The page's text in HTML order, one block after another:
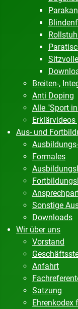
Breiten-,
Anti Doping
Alle "Sport
Aus- und
Formales
Sonstige
Downloads
Wir über uns
Vorstand
Anfahrt
Satzung
Ehrenkodex